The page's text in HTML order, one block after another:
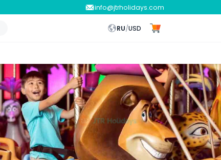
info@jtrholidays.com
RU/USD